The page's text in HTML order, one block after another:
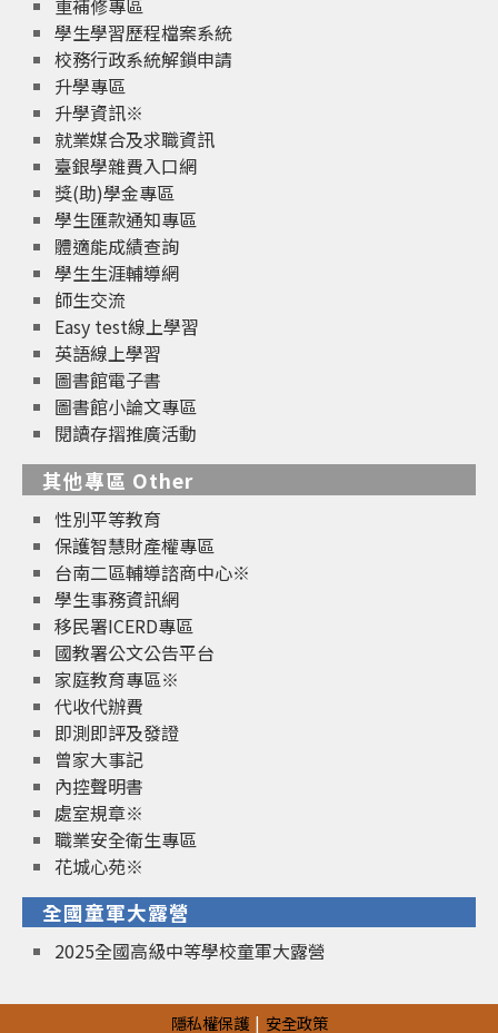
重補修專區
學生學習歷程檔案系統
校務行政系統解鎖申請
升學專區
升學資訊※
就業媒合及求職資訊
臺銀學雜費入口網
獎(助)學金專區
學生匯款通知專區
體適能成績查詢
學生生涯輔導網
師生交流
Easy test線上學習
英語線上學習
圖書館電子書
圖書館小論文專區
閱讀存摺推廣活動
其他專區 Other
性別平等教育
保護智慧財產權專區
台南二區輔導諮商中心※
學生事務資訊網
移民署ICERD專區
國教署公文公告平台
家庭教育專區※
代收代辦費
即測即評及發證
曾家大事記
內控聲明書
處室規章※
職業安全衛生專區
花城心苑※
全國童軍大露營
2025全國高級中等學校童軍大露營
隱私權保護
安全政策